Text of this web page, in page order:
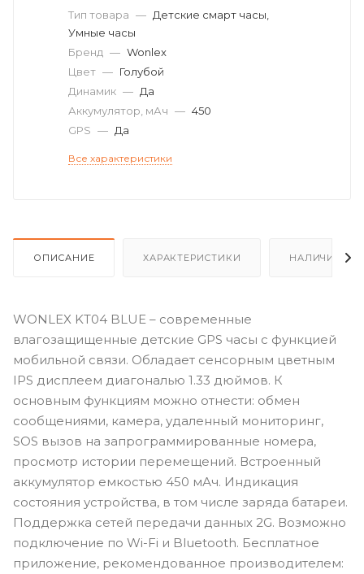
Тип товара — Детские смарт часы,
Умные часы
Бренд — Wonlex
Цвет — Голубой
Динамик — Да
Аккумулятор, мАч — 450
GPS — Да
Все характеристики
ОПИСАНИЕ ХАРАКТЕРИСТИКИ НАЛИЧИЕ
WONLEX KT04 BLUE – cовременные
влагозащищенные детские GPS часы с функцией
мобильной связи. Обладает сенсорным цветным
IPS дисплеем диагональю 1.33 дюймов. К
основным функциям можно отнести: обмен
сообщениями, камера, удаленный мониторинг,
SOS вызов на запрограммированные номера,
просмотр истории перемещений. Встроенный
аккумулятор емкостью 450 мАч. Индикация
состояния устройства, в том числе заряда батареи.
Поддержка сетей передачи данных 2G. Возможно
подключение по Wi-Fi и Bluetooth. Бесплатное
приложение, рекомендованное производителем: